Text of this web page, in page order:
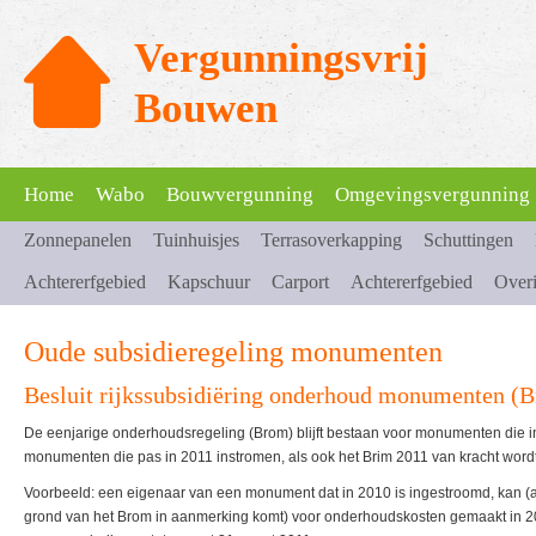
Vergunningsvrij
Bouwen
Home Wabo Bouwvergunning Omgevingsvergunning
Zonnepanelen Tuinhuisjes Terrasoverkapping Schuttingen
Achtererfgebied Kapschuur Carport Achtererfgebied
Oude subsidieregeling monumenten
Besluit rijkssubsidiëring onderhoud monumenten
De eenjarige onderhoudsregeling (Brom) blijft bestaan voor monumenten die
monumenten die pas in 2011 instromen, als ook het Brim 2011 van kracht
Voorbeeld: een eigenaar van een monument dat in 2010 is ingestroomd, kan
grond van het Brom in aanmerking komt) voor onderhoudskosten gemaakt in